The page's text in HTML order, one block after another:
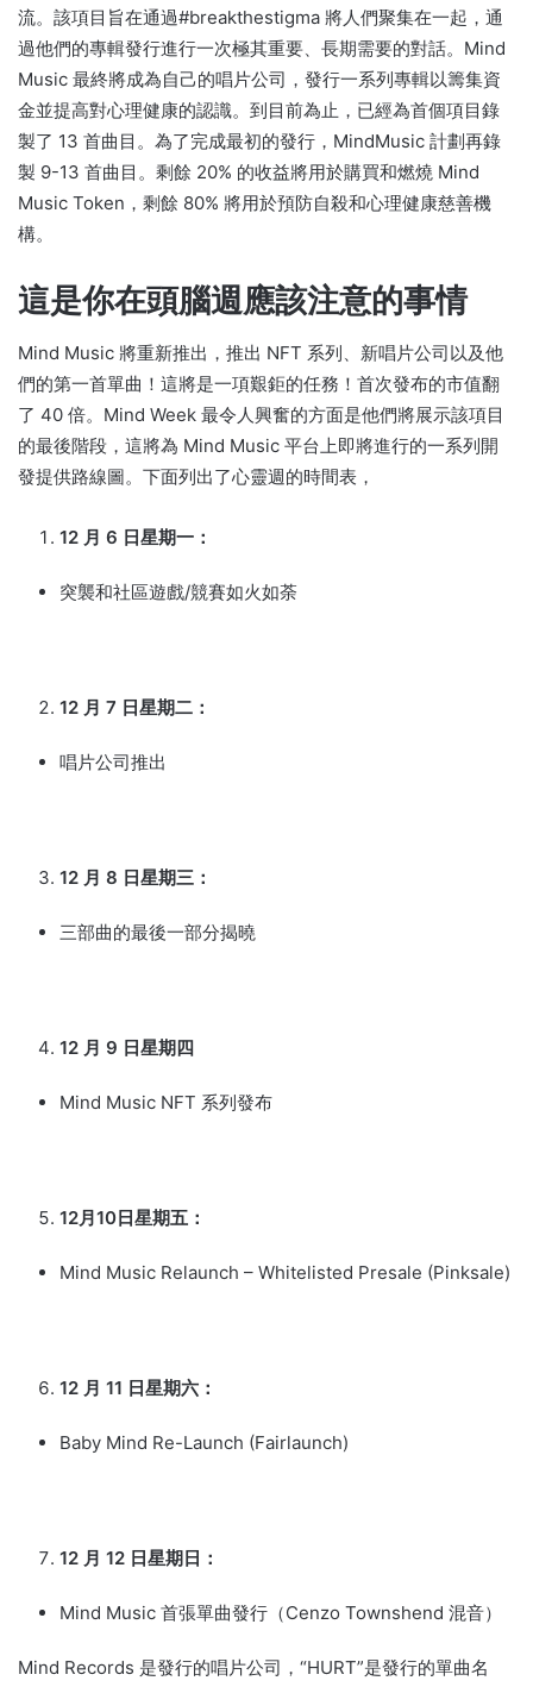
流。 該項目旨在通過#breakthestigma 將人們聚集在一起，通
過他們的專輯發行進行一次極其重要、長期需要的對話。 Mind
Music 最終將成為自己的唱片公司，發行一系列專輯以籌集資
金並提高對心理健康的認識。 到目前為止，已經為首個項目錄
製了 13 首曲目。 為了完成最初的發行，MindMusic 計劃再錄
製 9-13 首曲目。 剩餘 20% 的收益將用於購買和燃燒 Mind
Music Token，剩餘 80% 將用於預防自殺和心理健康慈善機
構。
這是你在頭腦週應該注意的事情
Mind Music 將重新推出，推出 NFT 系列、新唱片公司以及他
們的第一首單曲！ 這將是一項艱鉅的任務！ 首次發布的市值翻
了 40 倍。 Mind Week 最令人興奮的方面是他們將展示該項目
的最後階段，這將為 Mind Music 平台上即將進行的一系列開
發提供路線圖。 下面列出了心靈週的時間表，
12 月 6 日星期一：
突襲和社區遊戲/競賽如火如荼
12 月 7 日星期二：
唱片公司推出
12 月 8 日星期三：
三部曲的最後一部分揭曉
12 月 9 日星期四
Mind Music NFT 系列發布
12月10日星期五：
Mind Music Relaunch – Whitelisted Presale (Pinksale)
12 月 11 日星期六：
Baby Mind Re-Launch (Fairlaunch)
12 月 12 日星期日：
Mind Music 首張單曲發行（Cenzo Townshend 混音）
Mind Records 是發行的唱片公司，“HURT”是發行的單曲名